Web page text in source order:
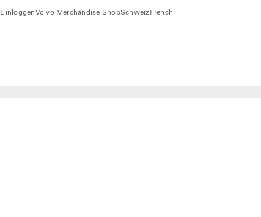
EinloggenVolvo Merchandise ShopSchweizFrench